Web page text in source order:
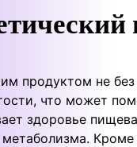
продуктом не
что может
здоровье